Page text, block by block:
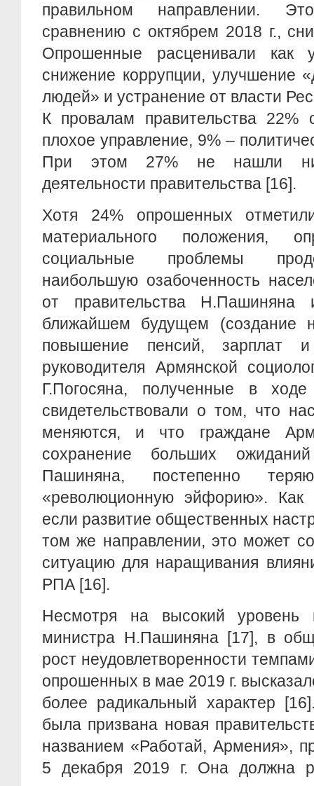
правильном направлении.
сравнению с октябрем 2018 г.,
Опрошенные расценивали как
снижение коррупции, улучшение
людей» и устранение от власти
К провалам правительства 22%
плохое управление, 9% –
При этом 27% не нашли
деятельности правительства [16].
Хотя 24% опрошенных
материального положения,
социальные проблемы
наибольшую озабоченность
от правительства
ближайшем будущем (создание
повышение пенсий,
руководителя Армянской
Г.Погосяна, полученные в
свидетельствовали о том, что
меняются, и что граждане
сохранение больших
Пашиняна, постепенно
«революционную эйфорию». Как
если развитие общественных
том же направлении, это может
ситуацию для наращивания
РПА [16].
Несмотря на высокий уровень
министра Н.Пашиняна [17], в
рост неудовлетворенности
опрошенных в мае 2019 г.
более радикальный характер
была призвана новая
названием «Работай, Армения»,
5 декабря 2019 г. Она должна